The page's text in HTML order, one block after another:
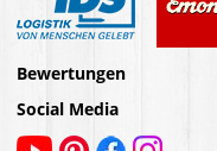
Bewertungen
Social Media